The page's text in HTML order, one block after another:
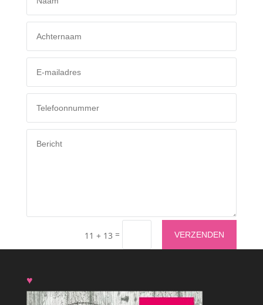
11 + 13 = VERZENDEN
♥